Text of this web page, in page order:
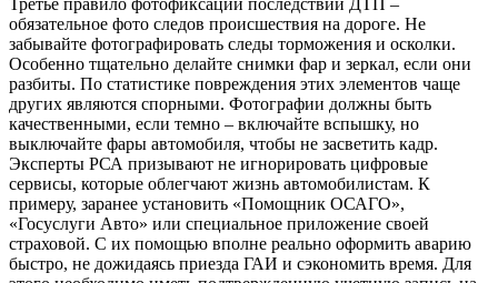
обязательное фото следов происшествия на дороге. Не
забывайте фотографировать следы торможения и осколки.
Особенно тщательно делайте снимки фар и зеркал, если они
разбиты. По статистике повреждения этих элементов чаще
других являются спорными. Фотографии должны быть
качественными, если темно – включайте вспышку, но
выключайте фары автомобиля, чтобы не засветить кадр.
Эксперты РСА призывают не игнорировать цифровые
сервисы, которые облегчают жизнь автомобилистам. К
примеру, заранее установить «Помощник ОСАГО»,
«Госуслуги Авто» или специальное приложение своей
страховой. С их помощью вполне реально оформить аварию
быстро, не дожидаясь приезда ГАИ и сэкономить время. Для